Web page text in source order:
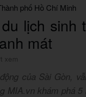
phố Hồ Chí Minh
lịch sinh
mát
xem
của Sài Gòn,
MIA.vn khám phá